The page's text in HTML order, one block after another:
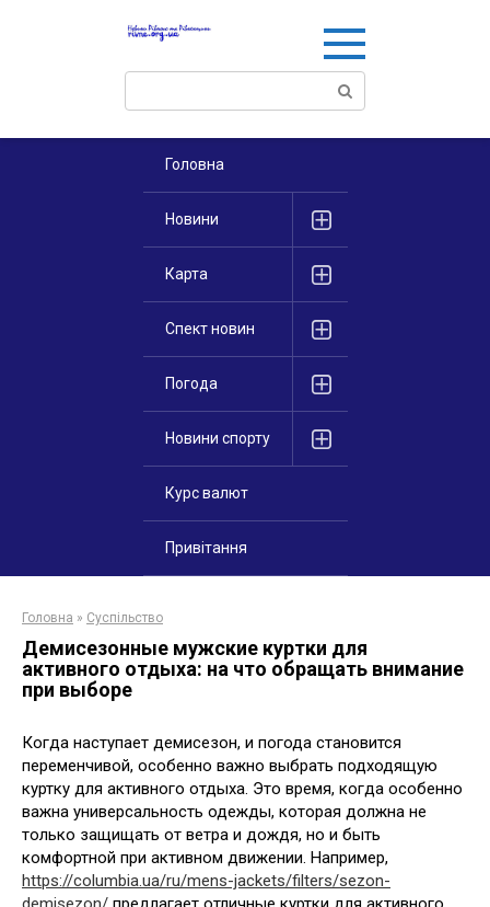
Поиск:
Головна
Новини
Карта
Спект новин
Погода
Новини спорту
Курс валют
Привітання
Головна » Суспільство
Демисезонные мужские куртки для
активного отдыха: на что обращать внимание
при выборе
Когда наступает демисезон, и погода становится
переменчивой, особенно важно выбрать подходящую
куртку для активного отдыха. Это время, когда особенно
важна универсальность одежды, которая должна не
только защищать от ветра и дождя, но и быть
комфортной при активном движении. Например,
https://columbia.ua/ru/mens-jackets/filters/sezon-